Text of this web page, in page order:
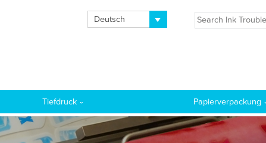
Deutsch
Tiefdruck Papierverpackung